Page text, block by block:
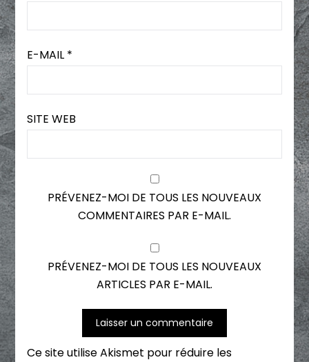
E-MAIL *
SITE WEB
PRÉVENEZ-MOI DE TOUS LES NOUVEAUX
COMMENTAIRES PAR E-MAIL.
PRÉVENEZ-MOI DE TOUS LES NOUVEAUX
ARTICLES PAR E-MAIL.
Ce site utilise Akismet pour réduire les